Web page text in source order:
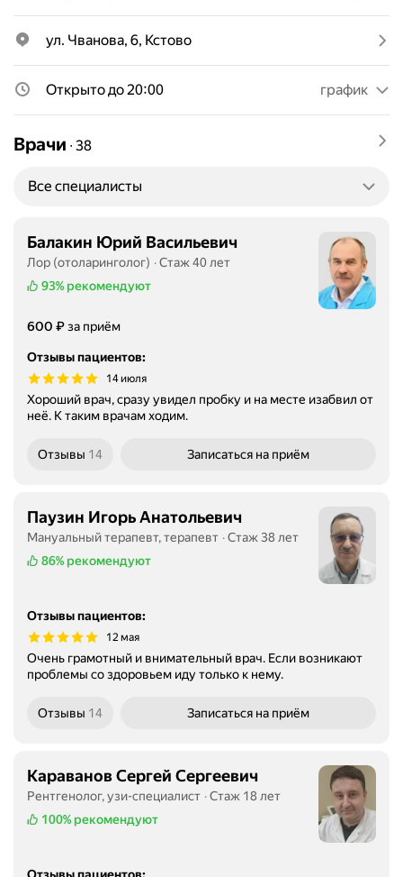
ул. Чванова, 6, Кстово
Открыто до 20:00 график
Врачи ∙ 38
Все специалисты
Балакин Юрий Васильевич
Лор (отоларинголог)
Стаж 40 лет
93% рекомендуют
Цена
600 ₽за приём
Отзывы пациентов:
14 июля
Хороший врач, сразу увидел пробку и на месте изабвил от
неё. К таким врачам ходим.
Отзывы 14 Записаться на приём
Паузин Игорь Анатольевич
Мануальный терапевт, терапевт
Стаж 38 лет
86% рекомендуют
Отзывы пациентов:
12 мая
Очень грамотный и внимательный врач. Если возникают
проблемы со здоровьем иду только к нему.
Отзывы 14 Записаться на приём
Караванов Сергей Сергеевич
Рентгенолог, узи-специалист
Стаж 18 лет
100% рекомендуют
Отзывы пациентов: